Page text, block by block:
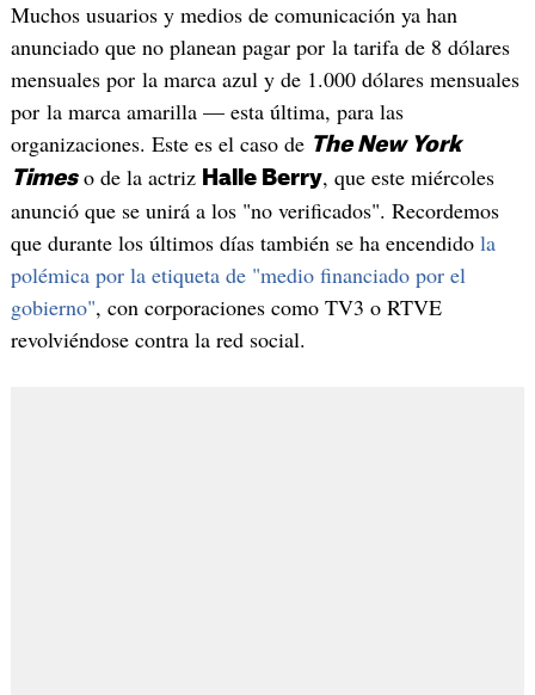
Muchos usuarios y medios de comunicación ya han
anunciado que no planean pagar por la tarifa de 8 dólares
mensuales por la marca azul y de 1.000 dólares mensuales
por la marca amarilla — esta última, para las
organizaciones. Este es el caso de The New York
Timeso de la actriz Halle Berry, que este miércoles
anunció que se unirá a los "no verificados". Recordemos
que durante los últimos días también se ha encendido la
polémica por la etiqueta de "medio financiado por el
gobierno", con corporaciones como TV3 o RTVE
revolviéndose contra la red social.